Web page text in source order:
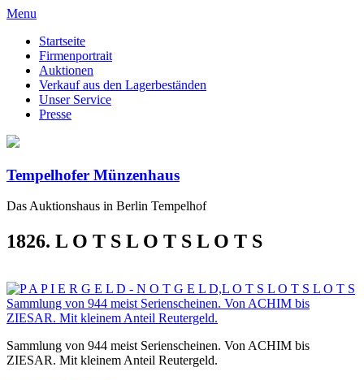
Menu
Startseite
Firmenportrait
Auktionen
Verkauf aus den Lagerbeständen
Unser Service
Presse
Tempelhofer Münzenhaus
Das Auktionshaus in Berlin Tempelhof
1826. L O T S L O T S L O T S
Sammlung von 944 meist Serienscheinen. Von ACHIM bis
ZIESAR. Mit kleinem Anteil Reutergeld.